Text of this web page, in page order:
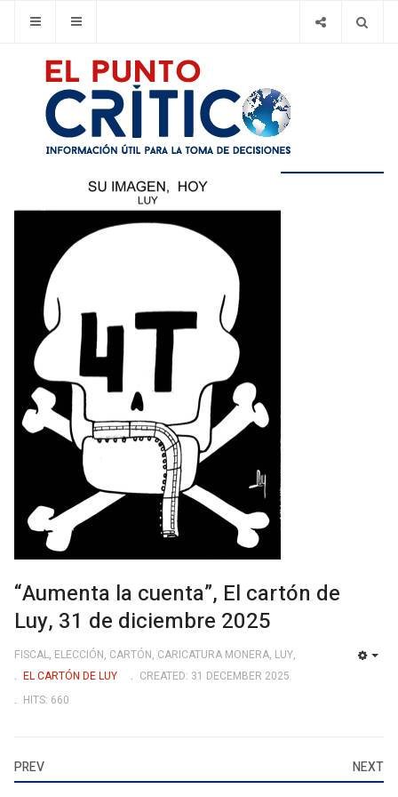
“Aumenta la cuenta”, El cartón de
Luy, 31 de diciembre 2025
FISCAL, ELECCIÓN, CARTÓN, CARICATURA MONERA, LUY,
EL CARTÓN DE LUY
CREATED: 31 DECEMBER 2025
HITS: 660
PREV NEXT